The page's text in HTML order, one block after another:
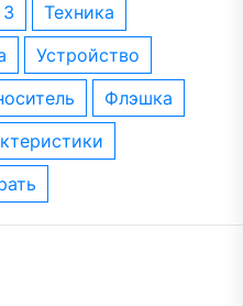
3
техника
устройство
флэшка